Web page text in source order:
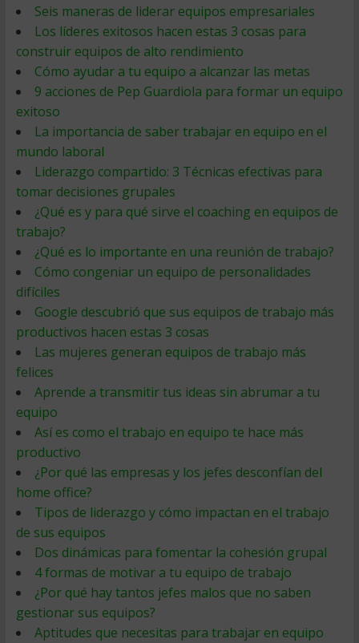
Seis maneras de liderar equipos empresariales
Los líderes exitosos hacen estas 3 cosas para
construir equipos de alto rendimiento
Cómo ayudar a tu equipo a alcanzar las metas
9 acciones de Pep Guardiola para formar un equipo
exitoso
La importancia de saber trabajar en equipo en el
mundo laboral
Liderazgo compartido: 3 Técnicas efectivas para
tomar decisiones grupales
¿Qué es y para qué sirve el coaching en equipos de
trabajo?
¿Qué es lo importante en una reunión de trabajo?
Cómo congeniar un equipo de personalidades
difíciles
Google descubrió que sus equipos de trabajo más
productivos hacen estas 3 cosas
Las mujeres generan equipos de trabajo más
felices
Aprende a transmitir tus ideas sin abrumar a tu
equipo
Así es como el trabajo en equipo te hace más
productivo
¿Por qué las empresas y los jefes desconfían del
home office?
Tipos de liderazgo y cómo impactan en el trabajo
de sus equipos
Dos dinámicas para fomentar la cohesión grupal
4 formas de motivar a tu equipo de trabajo
¿Por qué hay tantos jefes malos que no saben
gestionar sus equipos?
Aptitudes que necesitas para trabajar en equipo